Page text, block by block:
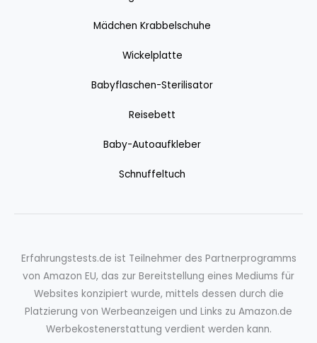
Mädchen Krabbelschuhe
Wickelplatte
Babyflaschen-Sterilisator
Reisebett
Baby-Autoaufkleber
Schnuffeltuch
Erfahrungstests.de ist Teilnehmer des Partnerprogramms
von Amazon EU, das zur Bereitstellung eines Mediums für
Websites konzipiert wurde, mittels dessen durch die
Platzierung von Werbeanzeigen und Links zu Amazon.de
Werbekostenerstattung verdient werden kann.